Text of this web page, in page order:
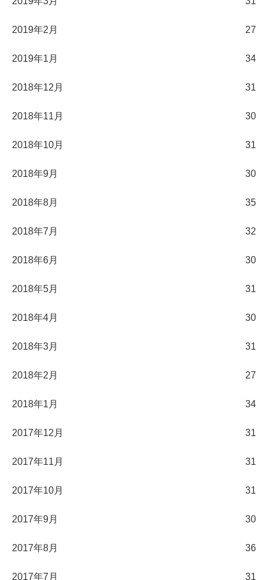
2019年2月 27
2019年1月 34
2018年12月 31
2018年11月 30
2018年10月 31
2018年9月 30
2018年8月 35
2018年7月 32
2018年6月 30
2018年5月 31
2018年4月 30
2018年3月 31
2018年2月 27
2018年1月 34
2017年12月 31
2017年11月 31
2017年10月 31
2017年9月 30
2017年8月 36
2017年7月 31